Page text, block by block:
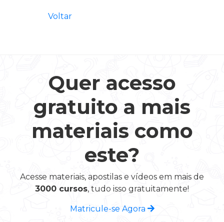
Voltar
Quer acesso
gratuito a mais
materiais como
este?
Acesse materiais, apostilas e vídeos em mais de
3000 cursos, tudo isso gratuitamente!
Matricule-se Agora